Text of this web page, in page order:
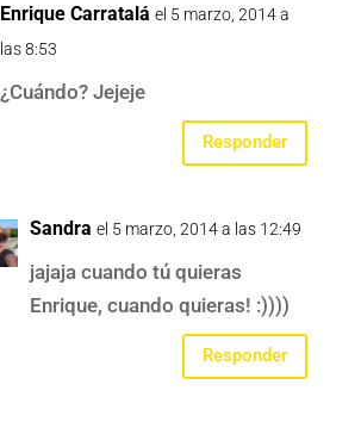
Enrique Carratalá el 5 marzo, 2014 a
las 8:53
¿Cuándo? Jejeje
Responder
Sandra el 5 marzo, 2014 a las 12:49
jajaja cuando tú quieras
Enrique, cuando quieras! :))))
Responder